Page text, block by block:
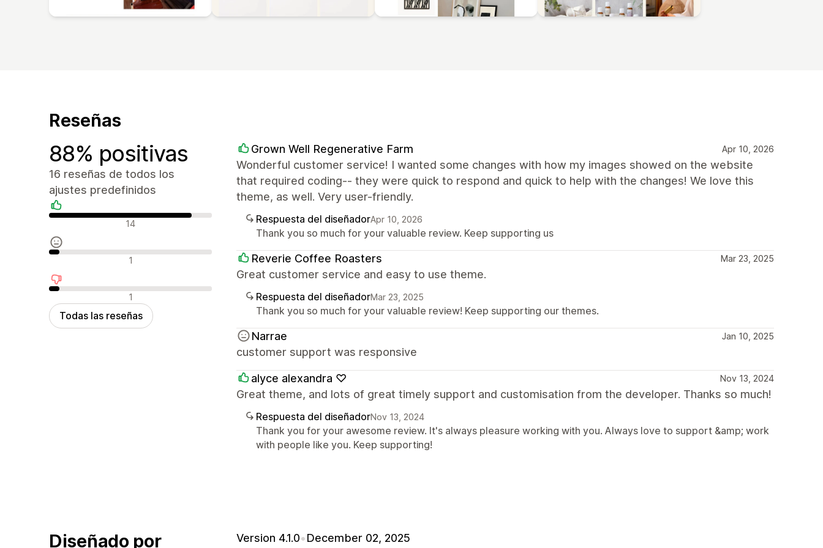
Reseñas
88% positivas
16 reseñas de todos los
ajustes predefinidos
Reseñas positivas14
Reseñas neutras 1
Reseñas negativas
1
Todas las reseñas
Grown Well Regenerative Farm Apr 10, 2026
Wonderful customer service! I wanted some changes with how my images showed on the website
that required coding-- they were quick to respond and quick to help with the changes! We love this
theme, as well. Very user-friendly.
Respuesta del diseñadorApr 10, 2026
Thank you so much for your valuable review. Keep supporting us
Reverie Coffee Roasters Mar 23, 2025
Great customer service and easy to use theme.
Respuesta del diseñadorMar 23, 2025
Thank you so much for your valuable review! Keep supporting our themes.
Narrae Jan 10, 2025
customer support was responsive
alyce alexandra ♡ Nov 13, 2024
Great theme, and lots of great timely support and customisation from the developer. Thanks so much!
Respuesta del diseñadorNov 13, 2024
Thank you for your awesome review. It's always pleasure working with you. Always love to support &amp; work
with people like you. Keep supporting!
Diseñado por Version 4.1.0•December 02, 2025